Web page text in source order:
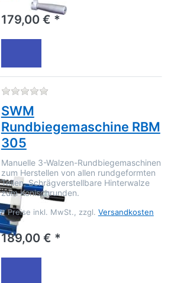
179,00 € *
Zu diesem Produkt liegen
SWM
Rundbiegemaschine RBM
305
Manuelle 3-Walzen-Rundbiegemaschinen
zum Herstellen von allen rundgeformten
Teilen. Schrägverstellbare Hinterwalze
zum Konischrunden.
* Preise inkl. MwSt., zzgl. Versandkosten
189,00 € *